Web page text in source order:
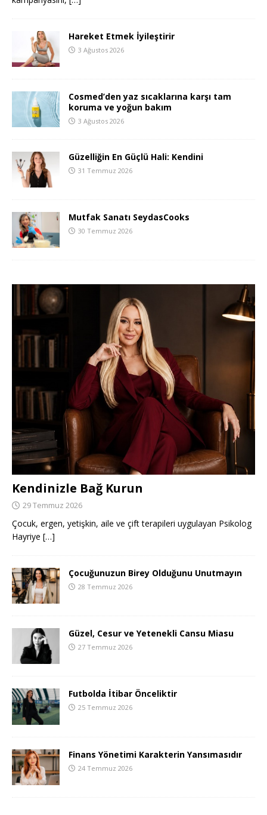
Hareket Etmek İyileştirir
3 Ağustos 2026
Cosmed’den yaz sıcaklarına karşı tam
koruma ve yoğun bakım
3 Ağustos 2026
Güzelliğin En Güçlü Hali: Kendini
31 Temmuz 2026
Mutfak Sanatı SeydasCooks
30 Temmuz 2026
Kendinizle Bağ Kurun
29 Temmuz 2026
Çocuk, ergen, yetişkin, aile ve çift terapileri uygulayan Psikolog
Hayriye […]
Çocuğunuzun Birey Olduğunu Unutmayın
28 Temmuz 2026
Güzel, Cesur ve Yetenekli Cansu Miasu
27 Temmuz 2026
Futbolda İtibar Önceliktir
25 Temmuz 2026
Finans Yönetimi Karakterin Yansımasıdır
24 Temmuz 2026